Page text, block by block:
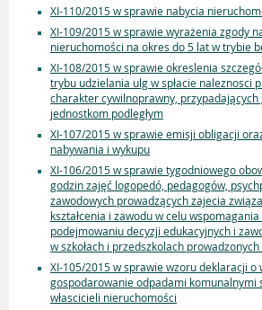
XI-110/2015 w sprawie nabycia
XI-109/2015 w sprawie wyrażenia zgody
nieruchomości na okres do 5 lat w trybie
XI-108/2015 w sprawie okreslenia
trybu udzielania ulg w spłacie naleznosci
charakter cywilnoprawny, przypadających
jednostkom podległym
XI-107/2015 w sprawie emisji obligacji
nabywania i wykupu
XI-106/2015 w sprawie tygodniowego
godzin zajęć logopedó, pedagogów,
zawodowych prowadzących zajecia
kształcenia i zawodu w celu
podejmowaniu decyzji edukacyjnych i
w szkołach i przedszkolach
XI-105/2015 w sprawie wzoru deklaracji o
gospodarowanie odpadami komunalnymi
włascicieli nieruchomości